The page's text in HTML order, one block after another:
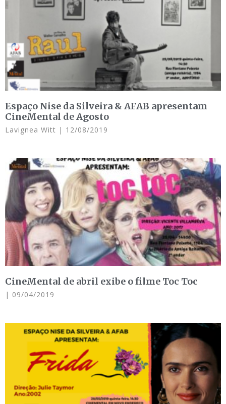
Espaço Nise da Silveira & AFAB apresentam
CineMental de Agosto
Lavignea Witt 12/08/2019
CineMental de abril exibe o filme Toc Toc
09/04/2019